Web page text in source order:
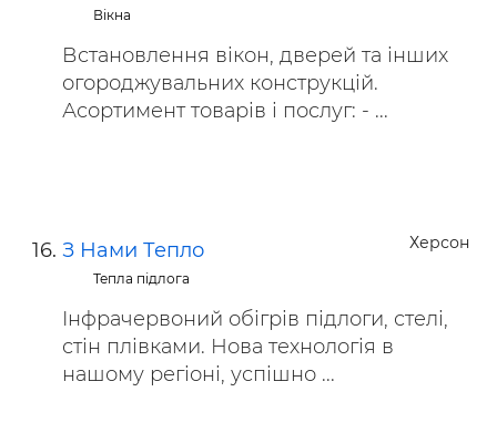
Вікна
Встановлення вікон, дверей та інших
огороджувальних конструкцій.
Асортимент товарів і послуг: - ...
Херсон
З Нами Тепло
Тепла підлога
Інфрачервоний обігрів підлоги, стелі,
стін плівками. Нова технологія в
нашому регіоні, успішно ...